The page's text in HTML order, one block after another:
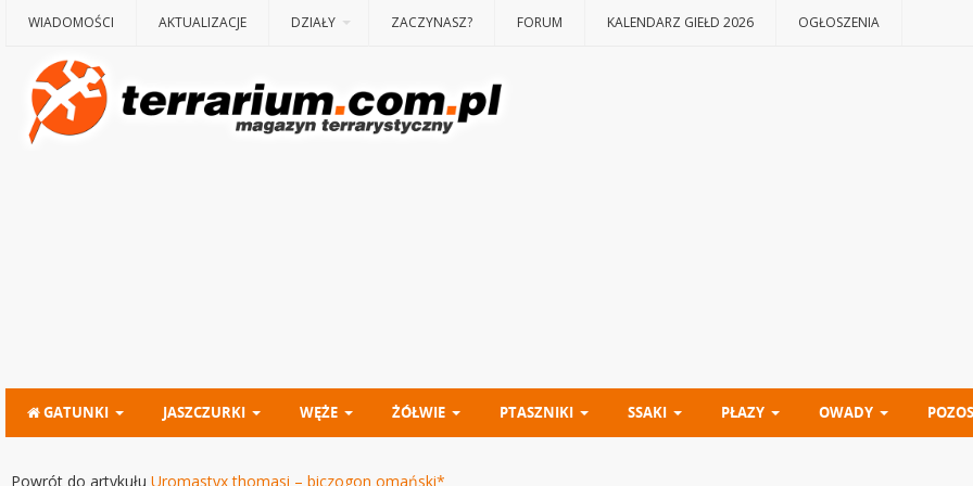
WIADOMOŚCI AKTUALIZACJE DZIAŁY ZACZYNASZ? FORUM KALENDARZ GIEŁD 2026 OGŁOSZENIA
GATUNKI JASZCZURKI WĘŻE ŻÓŁWIE PTASZNIKI SSAKI PŁAZY OWADY
Powrót do artykułu Uromastyx thomasi – biczogon omański*